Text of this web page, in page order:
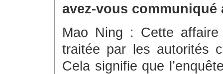
avez-vous
Mao Ning : Cette affaire
traitée par les autorités
Cela signifie que